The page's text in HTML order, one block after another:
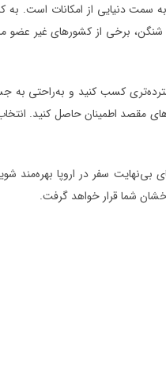
به سمت دنیایی از امکانات است.
شنگن، برخی از کشورهای غیر عضو
کسب کنید و به‌راحتی به‌
مقصد اطمینان حاصل کنید.
سفر در اروپا بهره‌مند
شما قرار خواهد گرفت.